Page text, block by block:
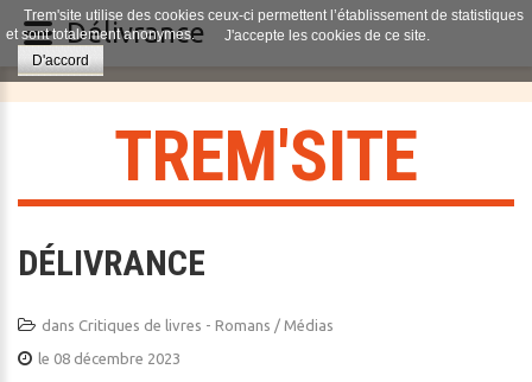
TREM'SITE
DÉLIVRANCE
dans Critiques de livres - Romans / Médias
le 08 décembre 2023
Trem'site utilise des cookies ceux-ci permettent l’établissement de statistiques
et sont totalement anonymes.
J'accepte les cookies de ce site.
D'accord
Délivrance